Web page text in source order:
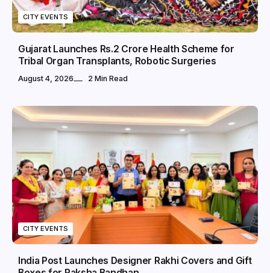
CITY EVENTS
Gujarat Launches Rs.2 Crore Health Scheme for
Tribal Organ Transplants, Robotic Surgeries
August 4, 2026 2 Min Read
CITY EVENTS
India Post Launches Designer Rakhi Covers and Gift